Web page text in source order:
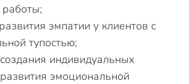
эмпатии у клиентов с
тупостью;
индивидуальных
эмоциональной